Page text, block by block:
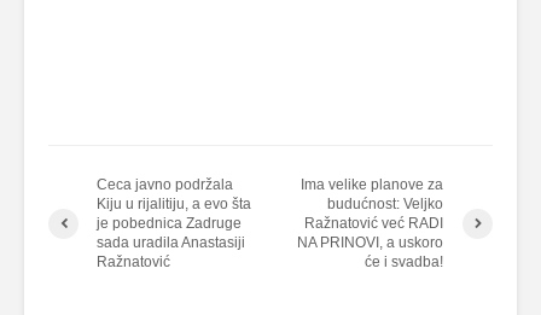
Ceca javno podržala
Kiju u rijalitiju, a evo šta
je pobednica Zadruge
sada uradila Anastasiji
Ražnatović
Ima velike planove za
budućnost: Veljko
Ražnatović već RADI
NA PRINOVI, a uskoro
će i svadba!